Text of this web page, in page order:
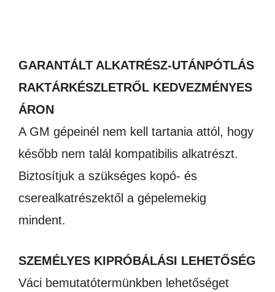
GARANTÁLT ALKATRÉSZ-UTÁNPÓTLÁS
RAKTÁRKÉSZLETRŐL KEDVEZMÉNYES
ÁRON
A GM gépeinél nem kell tartania attól, hogy
később nem talál kompatibilis alkatrészt.
Biztosítjuk a szükséges kopó- és
cserealkatrészektől a gépelemekig
mindent.
SZEMÉLYES KIPRÓBÁLÁSI LEHETŐSÉG
Váci bemutatótermünkben lehetőséget